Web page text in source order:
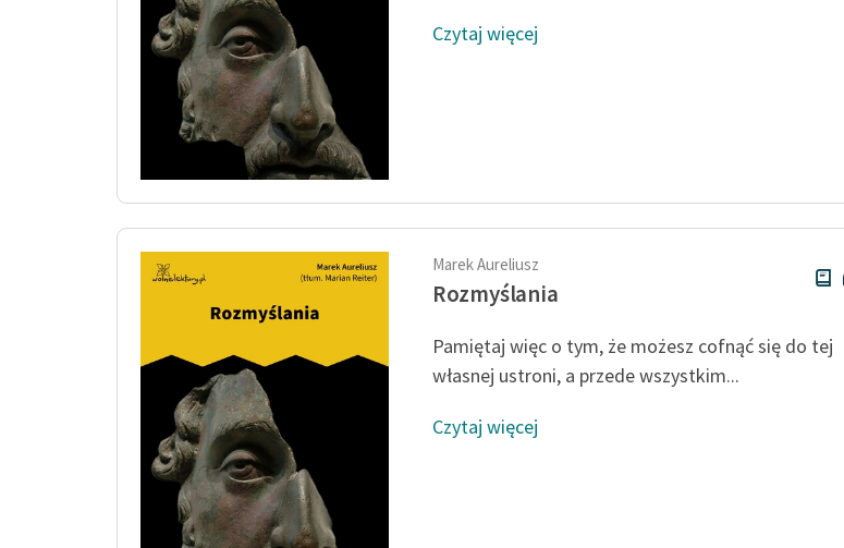
Czytaj więcej
Marek Aureliusz
Rozmyślania
Pamiętaj więc o tym, że możesz cofnąć się do tej
własnej ustroni, a przede wszystkim...
Czytaj więcej